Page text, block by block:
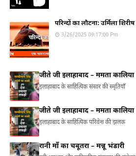
परिन्दों का लौटना: उर्मिला
3/26/2025 09:17:00 Pm
जीते जी इलाहाबाद – ममता
इलाहाबाद के साहित्यिक संसार की स्मृतियाँ
जीते जी इलाहाबाद – ममता
इलाहाबाद के साहित्यिक परिवेश की झलक
रानी माँ का चबूतरा – मन्नू भंडारी